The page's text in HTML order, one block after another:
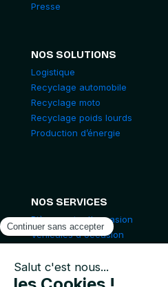
Presse
NOS SOLUTIONS
Logistique
Recyclage automobile
Recyclage moto
Recyclage poids lourds
Production d’énergie
NOS SERVICES
Pièces auto d'occasion
Véhicules d'occasion
Casse Auto en Ligne